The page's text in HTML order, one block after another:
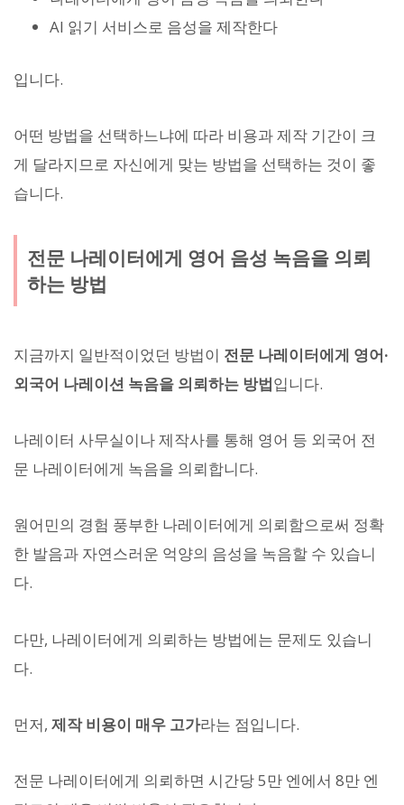
AI 읽기 서비스로 음성을 제작한다
입니다.
어떤 방법을 선택하느냐에 따라 비용과 제작 기간이 크
게 달라지므로 자신에게 맞는 방법을 선택하는 것이 좋
습니다.
전문 나레이터에게 영어 음성 녹음을 의뢰
하는 방법
지금까지 일반적이었던 방법이 전문 나레이터에게 영어·
외국어 나레이션 녹음을 의뢰하는 방법입니다.
나레이터 사무실이나 제작사를 통해 영어 등 외국어 전
문 나레이터에게 녹음을 의뢰합니다.
원어민의 경험 풍부한 나레이터에게 의뢰함으로써 정확
한 발음과 자연스러운 억양의 음성을 녹음할 수 있습니
다.
다만, 나레이터에게 의뢰하는 방법에는 문제도 있습니
다.
먼저, 제작 비용이 매우 고가라는 점입니다.
전문 나레이터에게 의뢰하면 시간당 5만 엔에서 8만 엔